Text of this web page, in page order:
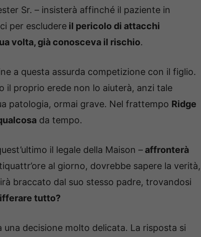
Sr. – insisterà affinché il paziente in
per escludere il pericolo di attacchi
volta, già conosceva il rischio.
a questa assurda competizione con il figlio.
il proprio erede non lo aiuterà, anzi tale
patologia, ormai grave. Nel frattempo Ridge
da tempo.
il legale della Maison –affronterà
al giorno, dovrebbe sapere la verità,
braccato dal suo stesso padre, trovandosi
tutto?
decisione molto delicata. La risposta si